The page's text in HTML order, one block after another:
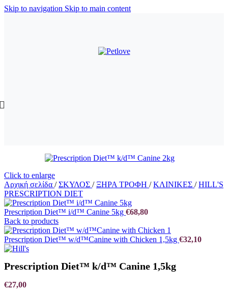
Skip to navigation Skip to main content
Click to enlarge
Αρχική σελίδα / ΣΚΥΛΟΣ / ΞΗΡΑ ΤΡΟΦΗ / ΚΛΙΝΙΚΕΣ / HILL'S
PRESCRIPTION DIET
Prescription Diet™ i/d™ Canine 5kg €68,80
Back to products
Prescription Diet™ w/d™Canine with Chicken 1,5kg €32,10
Prescription Diet™ k/d™ Canine 1,5kg
€27,00